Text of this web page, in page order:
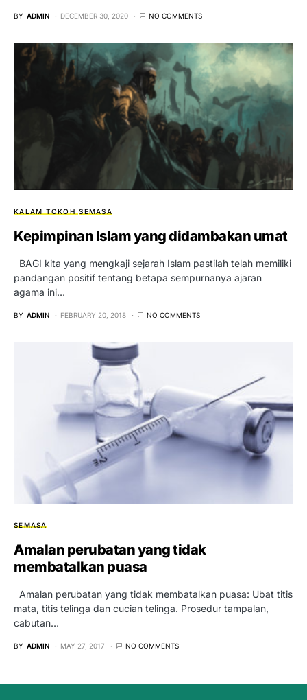
BY ADMIN DECEMBER 30, 2020 NO COMMENTS
KALAM TOKOH SEMASA
Kepimpinan Islam yang didambakan umat
BAGI kita yang mengkaji sejarah Islam pastilah telah memiliki
pandangan positif tentang betapa sempurnanya ajaran
agama ini…
BY ADMIN FEBRUARY 20, 2018 NO COMMENTS
SEMASA
Amalan perubatan yang tidak
membatalkan puasa
Amalan perubatan yang tidak membatalkan puasa: Ubat titis
mata, titis telinga dan cucian telinga. Prosedur tampalan,
cabutan…
BY ADMIN MAY 27, 2017 NO COMMENTS